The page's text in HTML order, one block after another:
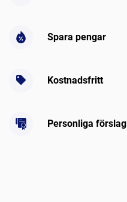
Spara pengar
Kostnadsfritt
Personliga förslag